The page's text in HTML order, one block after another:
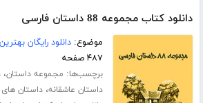
دانلود کتاب مجموعه 88 داستان فارسی
موضوع:دانلود رایگان
۴۸۷ صفحه
برچسب‌ها: مجموعه داستان،
داستان عاشقانه،داستان های